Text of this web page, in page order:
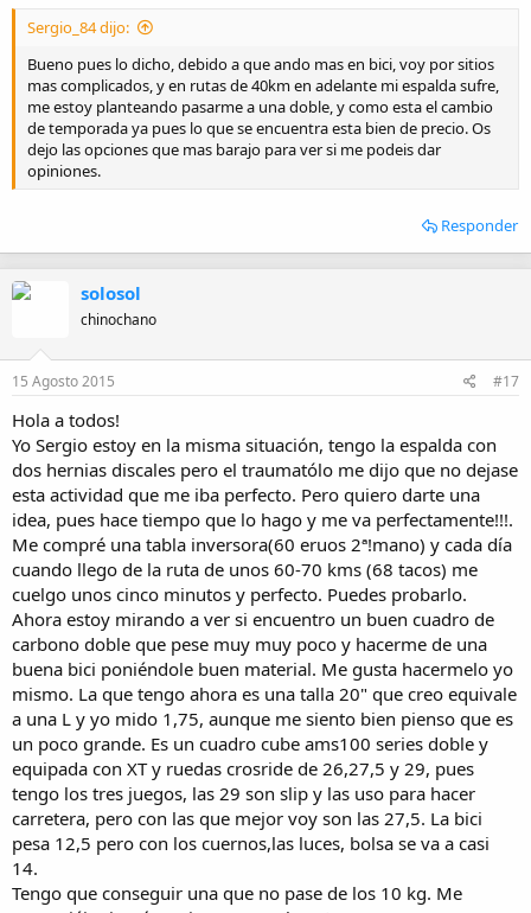
Sergio_84 dijo:
Bueno pues lo dicho, debido a que ando mas en bici, voy por sitios
mas complicados, y en rutas de 40km en adelante mi espalda sufre,
me estoy planteando pasarme a una doble, y como esta el cambio
de temporada ya pues lo que se encuentra esta bien de precio. Os
dejo las opciones que mas barajo para ver si me podeis dar
opiniones.
Responder
solosol
chinochano
15 Agosto 2015 #17
Hola a todos!
Yo Sergio estoy en la misma situación, tengo la espalda con
dos hernias discales pero el traumatólo me dijo que no dejase
esta actividad que me iba perfecto. Pero quiero darte una
idea, pues hace tiempo que lo hago y me va perfectamente!!!.
Me compré una tabla inversora(60 eruos 2ª!mano) y cada día
cuando llego de la ruta de unos 60-70 kms (68 tacos) me
cuelgo unos cinco minutos y perfecto. Puedes probarlo.
Ahora estoy mirando a ver si encuentro un buen cuadro de
carbono doble que pese muy muy poco y hacerme de una
buena bici poniéndole buen material. Me gusta hacermelo yo
mismo. La que tengo ahora es una talla 20" que creo equivale
a una L y yo mido 1,75, aunque me siento bien pienso que es
un poco grande. Es un cuadro cube ams100 series doble y
equipada con XT y ruedas crosride de 26,27,5 y 29, pues
tengo los tres juegos, las 29 son slip y las uso para hacer
carretera, pero con las que mejor voy son las 27,5. La bici
pesa 12,5 pero con los cuernos,las luces, bolsa se va a casi
14.
Tengo que conseguir una que no pase de los 10 kg. Me